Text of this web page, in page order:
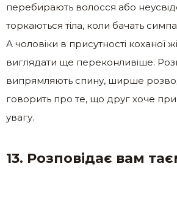
перебирають волосся або
торкаються тіла, коли бачать
А чоловіки в присутності коханої
виглядати ще переконливіше.
випрямляють спину, ширше
говорить про те, що друг хоче
увагу.
13. Розповідає вам